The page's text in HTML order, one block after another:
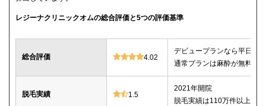
レジーナクリニックオムの総合評価と5つの評価基準
総合評価 4.02
デビュープランなら平日限
通常プランは麻酔が無料、
脱毛実績 1.5
2021年開院
脱毛実績は110万件以上